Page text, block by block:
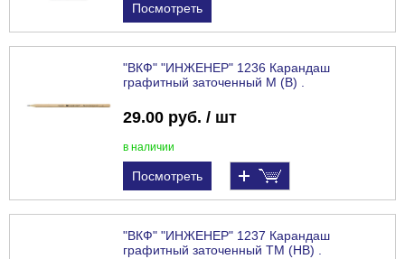
Посмотреть
"ВКФ" "ИНЖЕНЕР" 1236 Карандаш
графитный заточенный М (B) .
29.00 руб. / шт
в наличии
Посмотреть
"ВКФ" "ИНЖЕНЕР" 1237 Карандаш
графитный заточенный ТМ (HB) .